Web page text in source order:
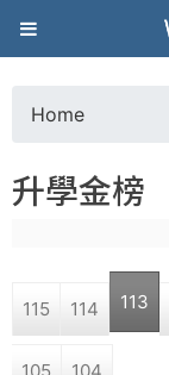
葳
格
高
學
o
a
Home
升學金榜
115 114 113